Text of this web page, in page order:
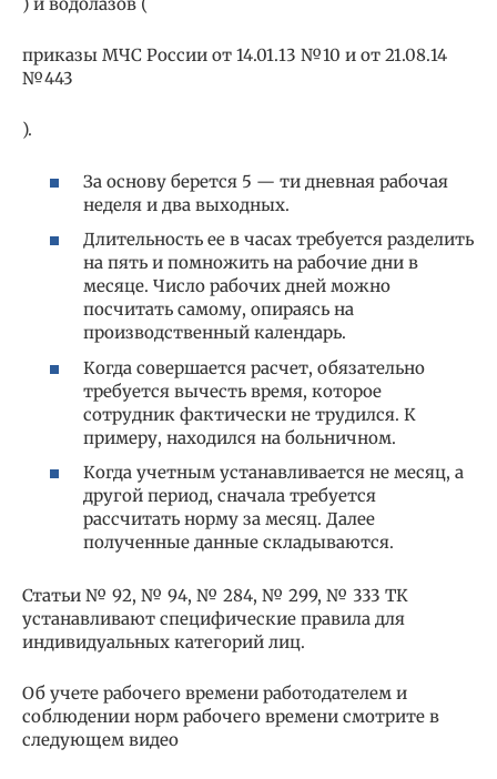
приказы МЧС России от 14.01.13 №10 и от 21.08.14
№443
).
За основу берется 5 — ти дневная рабочая
неделя и два выходных.
Длительность ее в часах требуется разделить
на пять и помножить на рабочие дни в
месяце. Число рабочих дней можно
посчитать самому, опираясь на
производственный календарь.
Когда совершается расчет, обязательно
требуется вычесть время, которое
сотрудник фактически не трудился. К
примеру, находился на больничном.
Когда учетным устанавливается не месяц, а
другой период, сначала требуется
рассчитать норму за месяц. Далее
полученные данные складываются.
Статьи № 92, № 94, № 284, № 299, № 333 ТК
устанавливают специфические правила для
индивидуальных категорий лиц.
Об учете рабочего времени работодателем и
соблюдении норм рабочего времени смотрите в
следующем видео